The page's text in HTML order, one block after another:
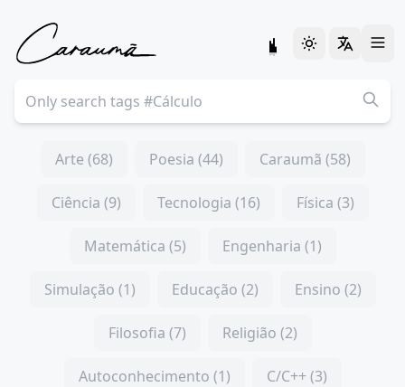
Arte (68) Poesia (44) Caraumã (58)
Ciência (9) Tecnologia (16) Física (3)
Matemática (5) Engenharia (1)
Simulação (1) Educação (2) Ensino (2)
Filosofia (7) Religião (2)
Autoconhecimento (1) C/C++ (3)